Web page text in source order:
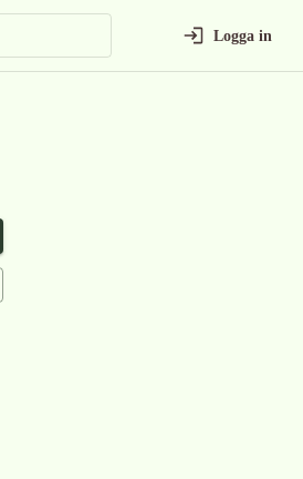
Logga in